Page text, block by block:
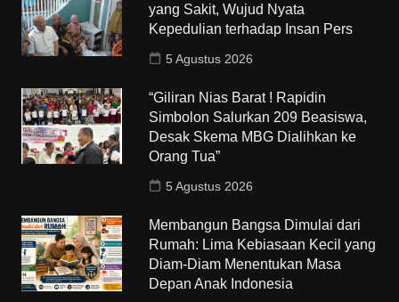
yang Sakit, Wujud Nyata
Kepedulian terhadap Insan Pers
5 Agustus 2026
“Giliran Nias Barat ! Rapidin
Simbolon Salurkan 209 Beasiswa,
Desak Skema MBG Dialihkan ke
Orang Tua”
5 Agustus 2026
Membangun Bangsa Dimulai dari
Rumah: Lima Kebiasaan Kecil yang
Diam-Diam Menentukan Masa
Depan Anak Indonesia